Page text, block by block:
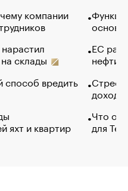
компании
склады
способ вредить
яхт и квартир
основ
ЕС
нефти
Что
для